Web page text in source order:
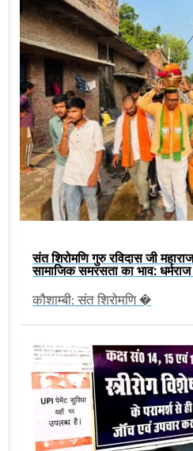
संत शिरोमणि गुरु रविदास जी
सामाजिक समरसता का भाव: धर्मराज
कौशाम्बी: संत शिरोमणि �